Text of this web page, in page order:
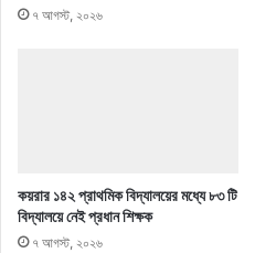
৭ আগস্ট, ২০২৬
কয়রার ১৪২ প্রাথমিক বিদ্যালয়ের মধ্যে ৮৩ টি
বিদ্যালয়ে নেই প্রধান শিক্ষক
৭ আগস্ট, ২০২৬